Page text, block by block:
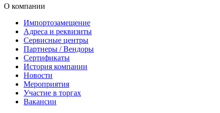
О компании
Импортозамещение
Адреса и реквизиты
Сервисные центры
Партнеры / Вендоры
Сертификаты
История компании
Новости
Мероприятия
Участие в торгах
Вакансии